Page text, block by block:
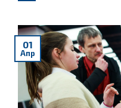
01
Апр